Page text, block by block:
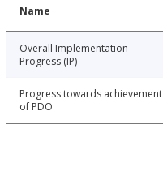
Name
Overall Implementation
Progress (IP)
Progress towards achievement
of PDO